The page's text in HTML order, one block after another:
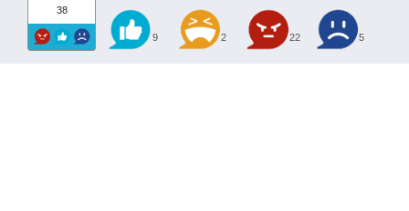
38
9 2 22 5